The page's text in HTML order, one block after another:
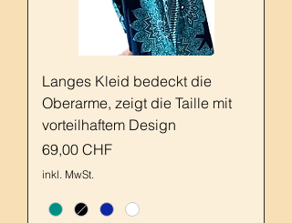
Langes Kleid bedeckt die
Oberarme, zeigt die Taille mit
vorteilhaftem Design
Preis
69,00 CHF
inkl. MwSt.